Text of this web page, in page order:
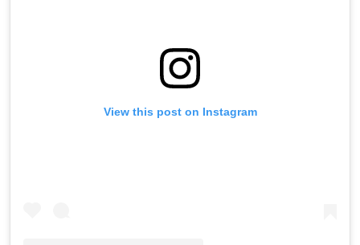
View this post on Instagram